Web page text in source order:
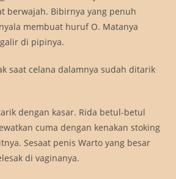
berwajah. Bibirnya yang penuh
membuat huruf O. Matanya
di pipinya.
saat celana dalamnya sudah ditarik
dengan kasar. Rida betul-betul
cuma dengan kenakan stoking
Sesaat penis Warto yang besar
di vaginanya.